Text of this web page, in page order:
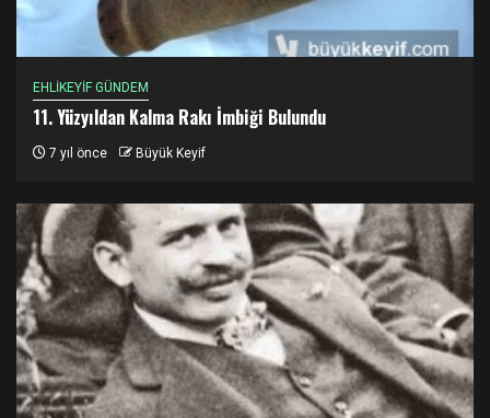
EHLİKEYİF GÜNDEM
11. Yüzyıldan Kalma Rakı İmbiği Bulundu
7 yıl önce Büyük Keyif